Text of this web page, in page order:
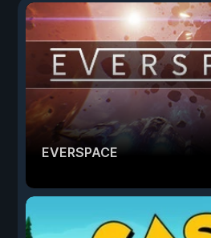
EVERSPACE